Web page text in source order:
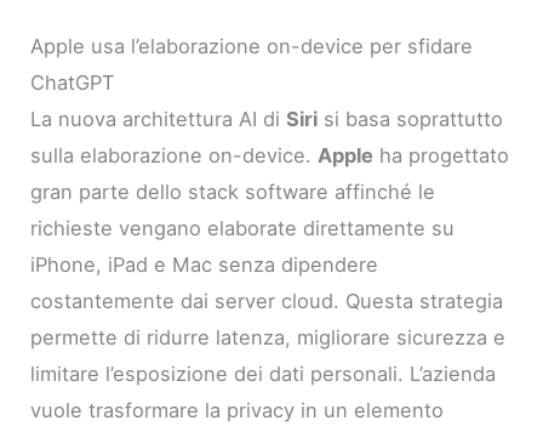
Apple usa l’elaborazione on-device per sfidare
ChatGPT
La nuova architettura AI diSiri si basa soprattutto
sulla elaborazione on-device. Apple ha progettato
gran parte dello stack software affinché le
richieste vengano elaborate direttamente su
iPhone, iPad e Mac senza dipendere
costantemente dai server cloud. Questa strategia
permette di ridurre latenza, migliorare sicurezza e
limitare l’esposizione dei dati personali. L’azienda
vuole trasformare la privacy in un elemento